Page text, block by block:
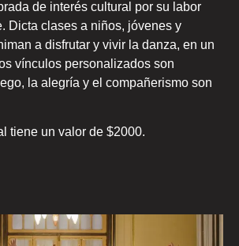
de interés cultural por su labor
Dicta clases a niños, jóvenes y
a disfrutar y vivir la danza, en un
vínculos personalizados son
la alegría y el compañerismo son
tiene un valor de $2000.